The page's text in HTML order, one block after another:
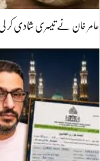
عامر خان نے تیسری شادی کر